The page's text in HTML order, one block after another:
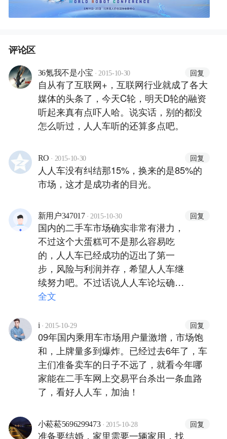
评论区
36氪我不是小宝 · 2015-10-30 回复
自从有了互联网+，互联网行业就成了各大
媒体的头条了，今天C轮，明天D轮的融资
听起来真有点吓人哈。说实话，别的都没
怎么听过，人人车听的还算多点吧。
RO · 2015-10-30 回复
人人车没有纠结那15%，换来的是85%的
市场，这才是成功者的目光。
新用户347017 · 2015-10-30 回复
国内的二手车市场确实非常有潜力，
不过这个大蛋糕可不是那么容易吃
的，人人车已经成功的迈出了第一
步，风险与利润并存，希望人人车继
续努力吧。不过话说人人车论坛确实
很实在，这个特点一点要继续发扬下
全文
i · 2015-10-29 回复
09年国内乘用车市场用户量激增，市场饱
和，上牌量多到爆炸。已经过去6年了，车
主们准备卖车的日子不远了，就看今年哪
家能在二手车网上交易平台杀出一条血路
了，看好人人车，加油！
小菘菘5696299473 · 2015-10-28 回复
准备要结婚，家里需要一辆家用，找